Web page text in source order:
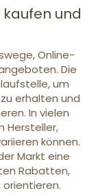
und
Online-
Die
um
erhalten und
In vielen
Hersteller,
können.
Markt eine
Rabatten,